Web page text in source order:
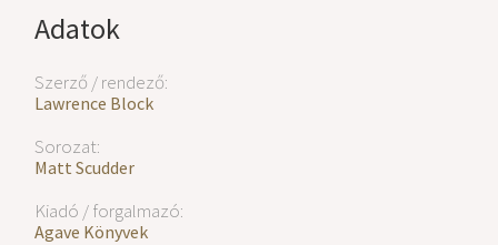
Adatok
Szerző / rendező:
Lawrence Block
Sorozat:
Matt Scudder
Kiadó / forgalmazó:
Agave Könyvek